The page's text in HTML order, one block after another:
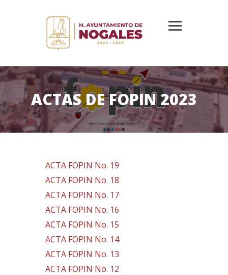
ACTAS DE FOPIN 2023
ACTA FOPIN No. 19
ACTA FOPIN No. 18
ACTA FOPIN No. 17
ACTA FOPIN No. 16
ACTA FOPIN No. 15
ACTA FOPIN No. 14
ACTA FOPIN No. 13
ACTA FOPIN No. 12